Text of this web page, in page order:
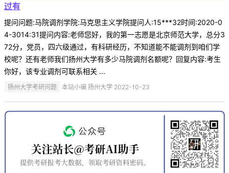
过有
提问问题:马院调剂学院:马克思主义学院提问人:15***32时间:2020-0
4-3014:31提问内容:老师您好，我的第一志愿是北京师范大学，总分3
72分，党员，四六级通过，有科研经历，不知道能不能调剂到咱们学
校呢？还有老师我们扬州大学有多少马院调剂名额呢？回复内容:考生
你好，该专业调剂可联系相关 ...
扬州大学考研问题 本站小编 扬州大学 2022-10-23